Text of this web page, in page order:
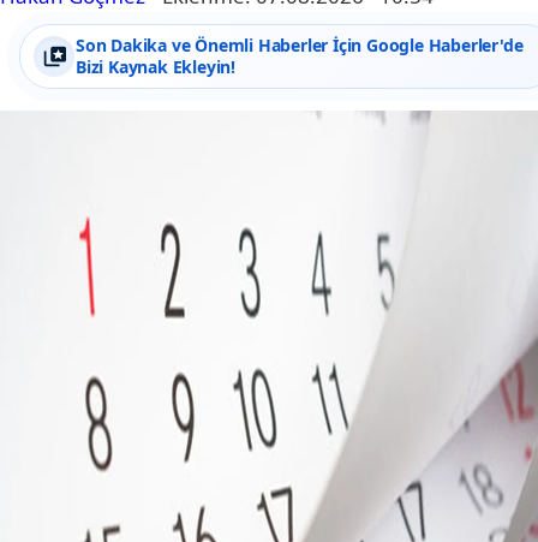
Son Dakika ve Önemli Haberler İçin Google Haberler'de
Bizi Kaynak Ekleyin!